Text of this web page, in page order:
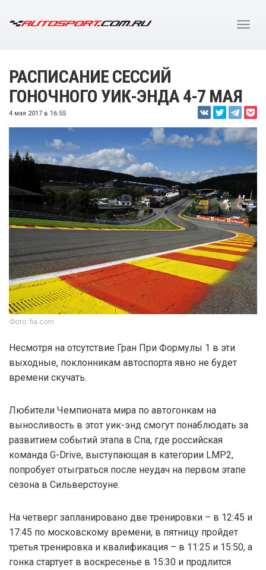
РАСПИСАНИЕ СЕССИЙ
ГОНОЧНОГО УИК-ЭНДА 4-7 МАЯ
4 мая 2017 в 16:55
Фото: fia.com
Несмотря на отсутствие Гран При Формулы 1 в эти
выходные, поклонникам автоспорта явно не будет
времени скучать.
Любители Чемпионата мира по автогонкам на
выносливость в этот уик-энд смогут понаблюдать за
развитием событий этапа в Спа, где российская
команда G-Drive, выступающая в категории LMP2,
попробует отыграться после неудач на первом этапе
сезона в Сильверстоуне.
На четверг запланировано две тренировки – в 12:45 и
17:45 по московскому времени, в пятницу пройдет
третья тренировка и квалификация – в 11:25 и 15:50, а
гонка стартует в воскресенье в 15:30 и продлится